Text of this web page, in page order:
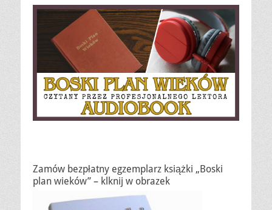
Zamów bezpłatny egzemplarz książki „Boski
plan wieków” – klknij w obrazek